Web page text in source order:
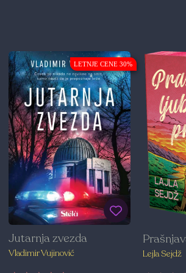
LETNJE CENE 30%
Jutarnja zvezda
Vladimir Vujinović Lejla Sejdž